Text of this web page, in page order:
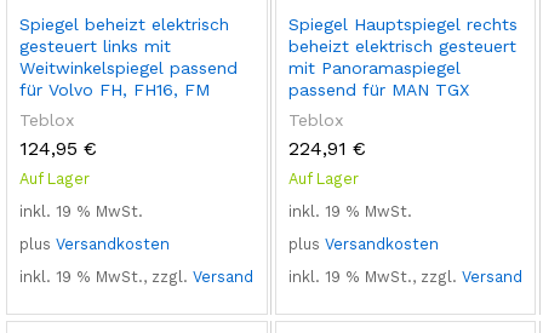
Spiegel beheizt elektrisch
gesteuert links mit
Weitwinkelspiegel passend
für Volvo FH, FH16, FM
Teblox
124,95 €
Auf Lager
inkl. 19 % MwSt.
plus Versandkosten
inkl. 19 % MwSt., zzgl. Versand
Spiegel Hauptspiegel rechts
beheizt elektrisch gesteuert
mit Panoramaspiegel
passend für MAN TGX
Teblox
224,91 €
Auf Lager
inkl. 19 % MwSt.
plus Versandkosten
inkl. 19 % MwSt., zzgl. Versand